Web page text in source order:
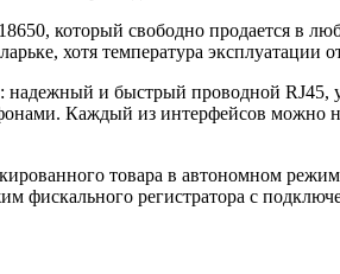
который свободно продается в
хотя температура эксплуатации
и быстрый проводной RJ45,
Каждый из интерфейсов можно
товара в автономном
фискального регистратора с